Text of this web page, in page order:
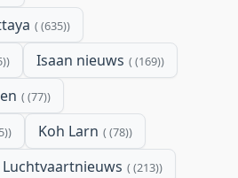
(635)
Isaan nieuws (169)
(77)
Koh Larn (78)
Luchtvaartnieuws (213)